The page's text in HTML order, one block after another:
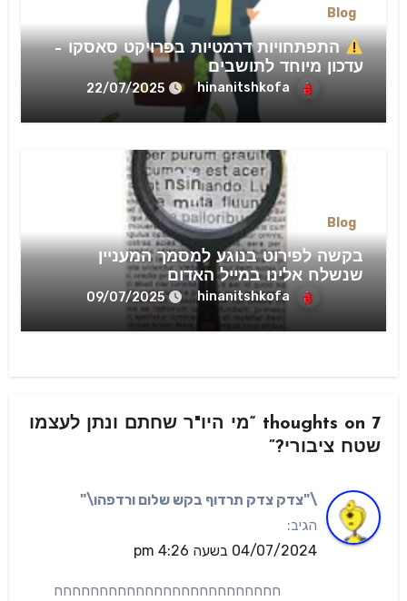
Blog
התפתחויות דרמטיות בפרויקט סאסקו –
עדכון מיוחד לתושבים
hinanitshkofa
22/07/2025
Blog
בקשה לפירוט בנוגע למסמך המעניין
שנשלח אלינו במייל האדום
hinanitshkofa
09/07/2025
7 thoughts on “מי היו"ר שחתם ונתן לעצמו
שטח ציבורי?”
\"צדק צדק תרדוף בקש שלום ורדפהו\"
הגיב:
04/07/2024 בשעה 4:26 pm
חחחחחחחחחחחחחחחחחחחחחחחחח